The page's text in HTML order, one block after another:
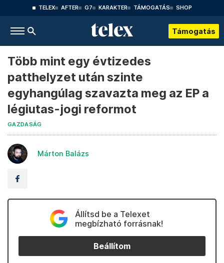
TELEX AFTER G7 KARAKTER TÁMOGATÁS SHOP
Támogatás
Több mint egy évtizedes
patthelyzet után szinte
egyhangúlag szavazta meg az EP a
légiutas-jogi reformot
GAZDASÁG
Márton Balázs
Állítsd be a Telexet
megbízható forrásnak!
Beállítom